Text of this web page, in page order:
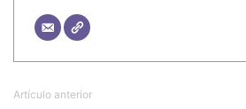
Artículo anterior